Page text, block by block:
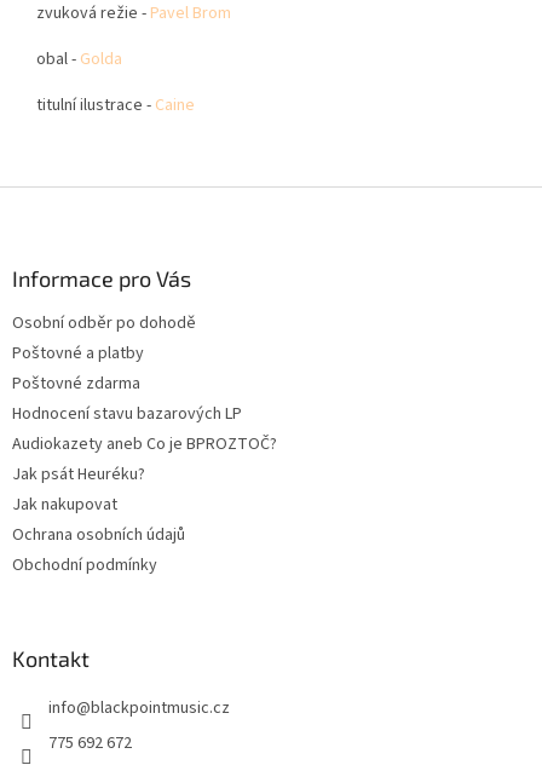
zvuková režie - Pavel Brom
obal - Golda
titulní ilustrace - Caine
Informace pro Vás
Osobní odběr po dohodě
Poštovné a platby
Poštovné zdarma
Hodnocení stavu bazarových LP
Audiokazety aneb Co je BPROZTOČ?
Jak psát Heuréku?
Jak nakupovat
Ochrana osobních údajů
Obchodní podmínky
Kontakt
info@blackpointmusic.cz
775 692 672